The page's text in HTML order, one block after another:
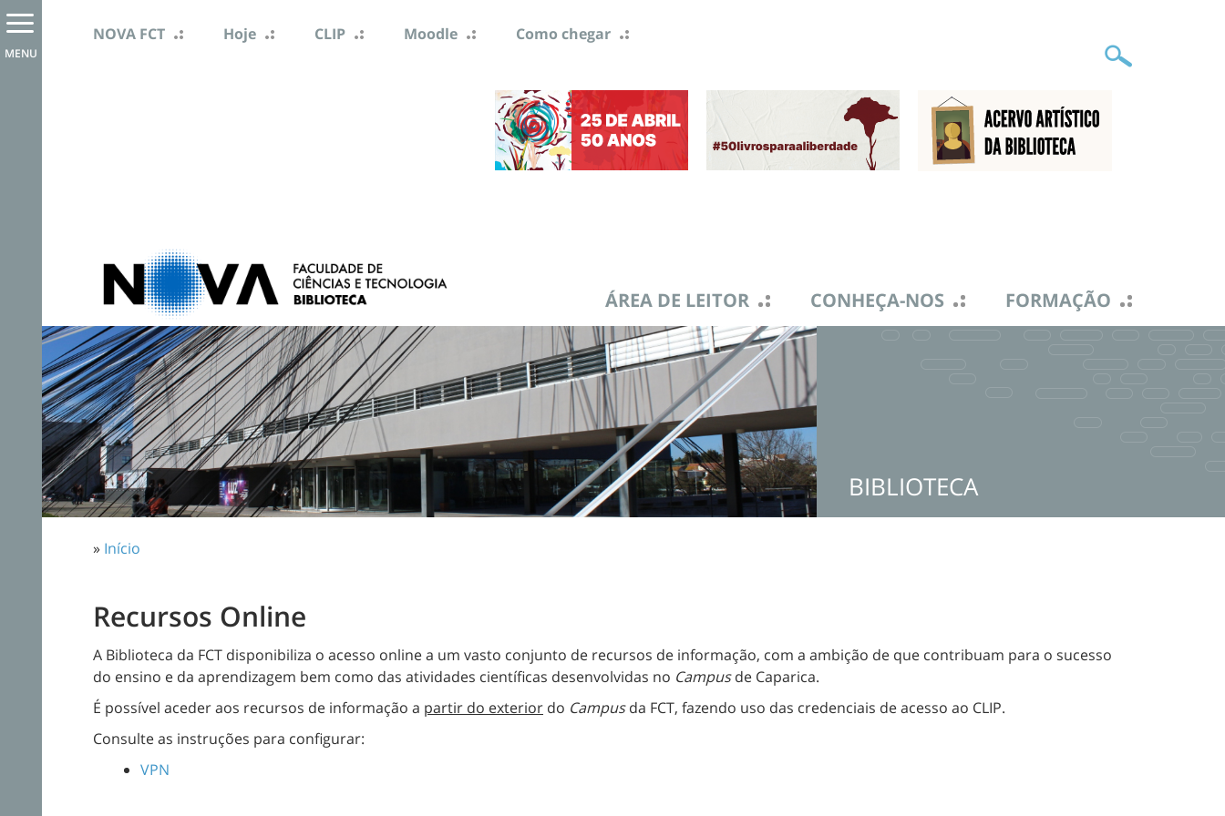
NOVA FCT Hoje CLIP Moodle Como chegar
ÁREA DE LEITOR CONHEÇA-NOS FORMAÇÃO
BIBLIOTECA
» Início
Recursos Online
A Biblioteca da FCT disponibiliza o acesso online a um vasto conjunto de recursos de informação, com a ambição de que contribuam para o sucesso
do ensino e da aprendizagem bem como das atividades científicas desenvolvidas no Campusde Caparica.
É possível aceder aos recursos de informação a partir do exterior do Campusda FCT, fazendo uso das credenciais de acesso ao CLIP.
Consulte as instruções para configurar:
VPN